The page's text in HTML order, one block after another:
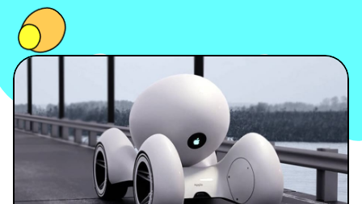
FOOD
BONS PLANS
SOUTENEZ KULTT